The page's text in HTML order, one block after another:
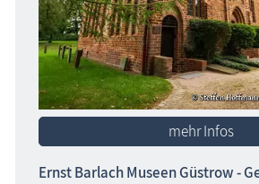
Blog
mehr Infos
Ernst Barlach Museen Güstrow -